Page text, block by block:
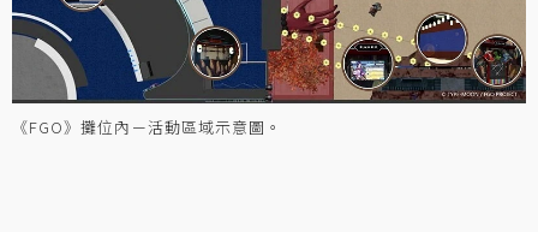
《FGO》攤位內－活動區域示意圖。